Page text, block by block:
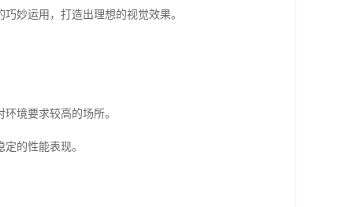
妙运用，打造出理想的视觉效果。
境要求较高的场所。
的性能表现。